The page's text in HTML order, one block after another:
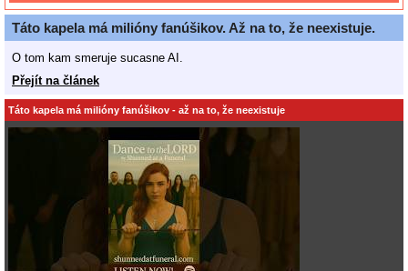
Táto kapela má milióny fanúšikov. Až na to, že neexistuje.
O tom kam smeruje sucasne AI.
Přejít na článek
Táto kapela má milióny fanúšikov - až na to, že neexistuje